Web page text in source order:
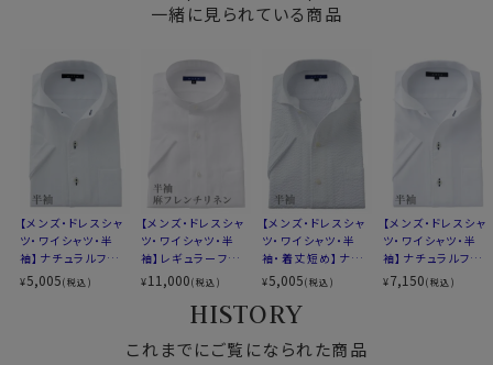
●お手入れについて
なじむリネンシャツ。
ozieで使用しておりますリネンはご家庭洗濯を推奨して
おります。
ネットに入れて洗濯、洗濯後はシワを伸ばして干してくだ
シワを伸ばしてパリッと着たい時は、アイロンを高温にし
てプレスしてください。
●麻シャツのサイズ感について
麻（リネン）生地の特性上、伸縮を考慮して実寸よりやや
大きめのサイズで仕上げておりますので、お届け時はサイ
ズ表記よりゆったり感じられる場合がございます。
▼スポット商品につき再入荷はございませんのでご了承
▼ナチュラルフィットとは？
後ろ身頃にダーツを入れて、ウエスト部分をやや絞ったス
タイルです。
適度に絞ったウエストラインは細すぎず、それでいてダボ
着心地を考え、細いだけのシャツとは一線を画したつくり
になっています。
※43cm（LL）・45cm（3L）・47cm(4L)サイズにおいて
は絞りを若干ゆるくしております。 細さを気にせず一般的
なサイズと同じ感覚でお選びください。
一緒に見られている商品
【メンズ・ドレスシャ
ツ・ワイシャツ・半
袖】ナチュラルフィッ
ト・クールマックス・
ドライ・形態安定・イ
¥5,005(税込)
【メンズ・ドレスシャ
ツ・ワイシャツ・半
袖】レギュラーフィッ
ト・麻リネン・スタン
ドカラー
¥11,000(税込)
【メンズ・ドレスシャ
ツ・ワイシャツ・半
袖・着丈短め】ナチ
ュラルフィット・クー
ルマックス・ドライ・
イタリアンカラー・ワ
イドカラー・第一ボ
タンあり・SALE
¥5,005(税込)
【メンズ・ドレスシャ
ツ・ワイシャツ・半
袖】ナチュラルフィッ
ト・クールマックス・
ドライ・形態安定・イ
¥7,150(税込)
HISTORY
これまでにご覧になられた商品